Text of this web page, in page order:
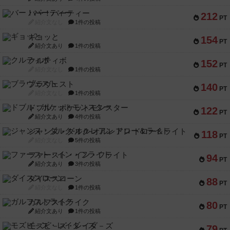
212 PT
バー！パーティー
1件の投稿
154 PT
ギョッと
紹介文あり 1件の投稿
152 PT
クルティボ
1件の投稿
140 PT
ブラヴェスト
1件の投稿
122 PT
ドブル：ポケットモンスター
紹介文あり 4件の投稿
118 PT
ジャンヌ・ダルク-オルレアン ドロー＆ライト
5件の投稿
94 PT
ファースト・イン・フライト
紹介文あり 3件の投稿
88 PT
ダイススローン
1件の投稿
80 PT
ガルフストライク
紹介文あり 1件の投稿
モズビ－ズ・レイダ－ズ